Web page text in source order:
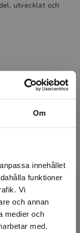
Om
innehållet
funktioner
Vi
och annan
medier och
med.
utvecklat och
- Tryckt bok +
och förmågor
VIKTIGA
För elever ...